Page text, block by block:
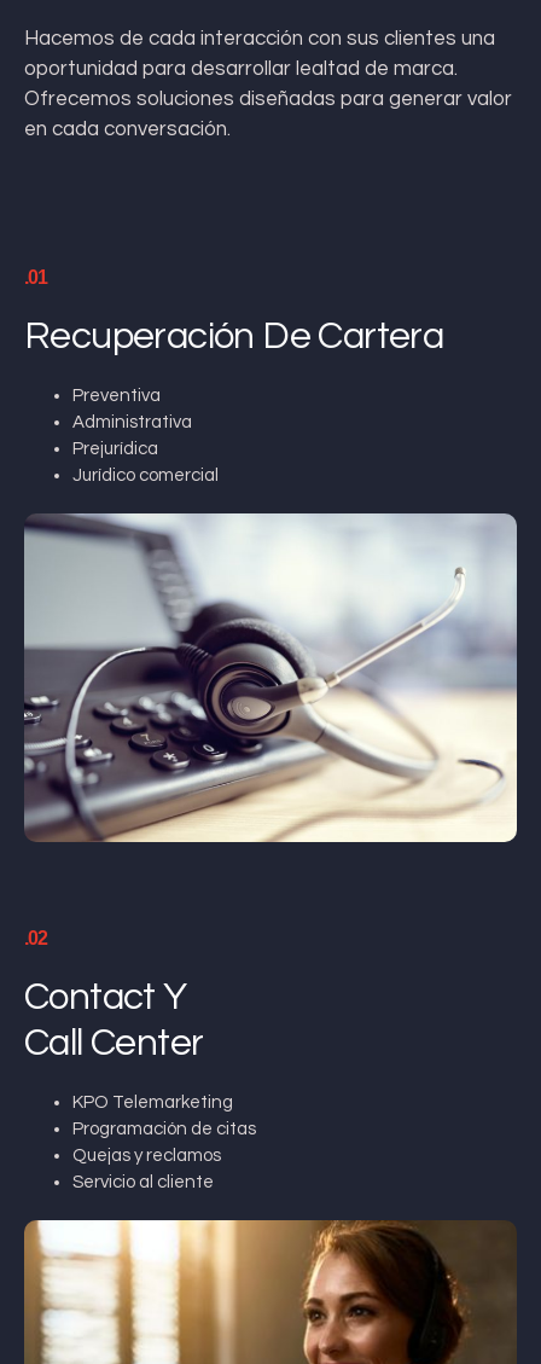
Hacemos de cada interacción con sus clientes una
oportunidad para desarrollar lealtad de marca.
Ofrecemos soluciones diseñadas para generar valor
en cada conversación.
.01
Recuperación De Cartera
Preventiva
Administrativa
Prejurídica
Jurídico comercial
.02
Contact Y
Call Center
KPO Telemarketing
Programación de citas
Quejas y reclamos
Servicio al cliente